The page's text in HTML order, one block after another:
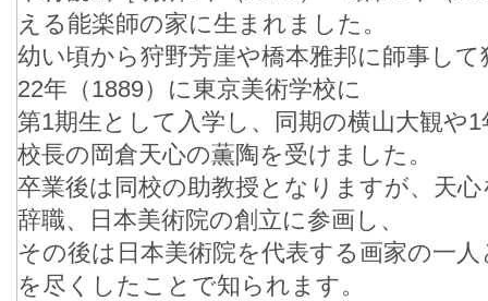
える能楽師の家に生まれました。
幼い頃から狩野芳崖や橋本雅邦に師事し
22年（1889）に東京美術学校に
第1期生として入学し、同期の横山大観や
校長の岡倉天心の薫陶を受けました。
卒業後は同校の助教授となりますが、天
辞職、日本美術院の創立に参画し、
その後は日本美術院を代表する画家の一
を尽くしたことで知られます。